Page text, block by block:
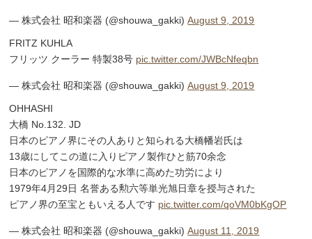
— 株式会社 昭和楽器 (@shouwa_gakki)August 9, 2019
FRITZ KUHLA
フリッツ クーラー 特製38号 pic.twitter.com/JWBcNfeqbn
— 株式会社 昭和楽器 (@shouwa_gakki)August 9, 2019
OHHASHI
大橋 No.132. JD
日本のピアノ界にその人ありと知られる大橋幡岩氏は
13歳にしてこの道に入りピアノ製作ひと筋70余念
日本のピアノを国際的な水準に高めた功労により
1979年4月29日 名誉ある勲六等単光旭日章を授与された
ピアノ界の至宝ともいえる人です pic.twitter.com/qoVM0bKgOP
— 株式会社 昭和楽器 (@shouwa_gakki)August 11, 2019